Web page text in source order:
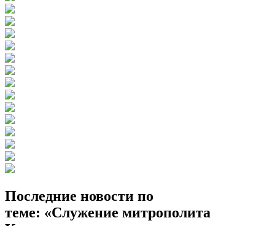
Последние новости по
теме: «Служение митрополита